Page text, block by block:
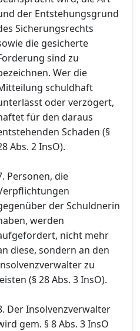
der Entstehungsgrund
Sicherungsrechts
die gesicherte
sind zu
Wer die
schuldhaft
oder verzögert,
für den daraus
Schaden (§
Abs. 2 InsO).
Personen, die
der Schuldnerin
werden
nicht mehr
diese, sondern an den
zu
(§ 28 Abs. 3 InsO).
Der Insolvenzverwalter
gem. § 8 Abs. 3 InsO